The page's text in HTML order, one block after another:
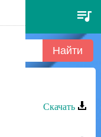
Скачать